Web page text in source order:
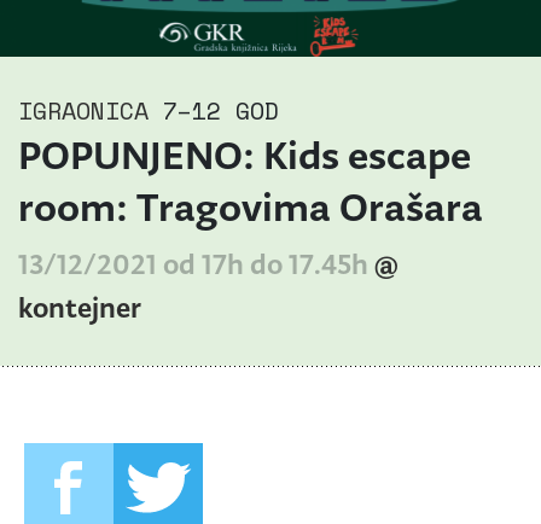
IGRAONICA 7–12 GOD
POPUNJENO: Kids escape
room: Tragovima Orašara
13/12/2021 od 17h do 17.45h @
kontejner